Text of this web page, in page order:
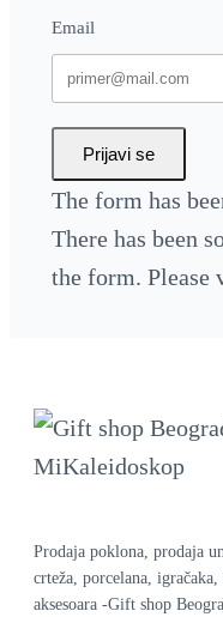
Email
Prijavi se
The form has
There has been
the form.
Prodaja poklona, prodaja
crteža, porcelana,
aksesoara -Gift shop